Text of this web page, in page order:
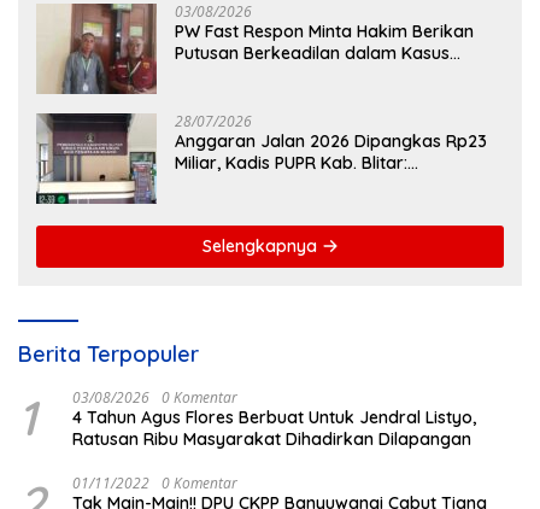
03/08/2026
PW Fast Respon Minta Hakim Berikan
Putusan Berkeadilan dalam Kasus
28/07/2026
Anggaran Jalan 2026 Dipangkas Rp23
Miliar, Kadis PUPR Kab. Blitar:
Selengkapnya
Berita Terpopuler
1 03/08/2026 0 Komentar
4 Tahun Agus Flores Berbuat Untuk Jendral Listyo,
Ratusan Ribu Masyarakat Dihadirkan Dilapangan
01/11/2022 0 Komentar
Tak Main-Main!! DPU CKPP Banyuwangi Cabut Tiang